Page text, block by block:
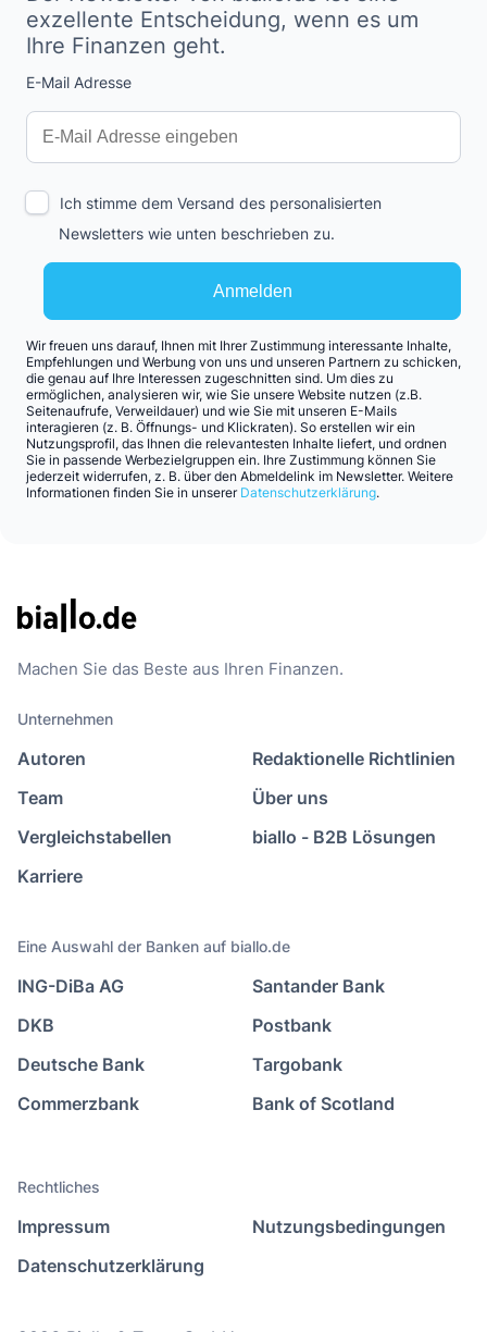
exzellente Entscheidung, wenn es um
Ihre Finanzen geht.
E-Mail Adresse
Interests
Amount
Anmelden
Ich stimme dem Versand des personalisierten
Newsletters wie unten beschrieben zu.
Wir freuen uns darauf, Ihnen mit Ihrer Zustimmung interessante Inhalte,
Empfehlungen und Werbung von uns und unseren Partnern zu schicken,
die genau auf Ihre Interessen zugeschnitten sind. Um dies zu
ermöglichen, analysieren wir, wie Sie unsere Website nutzen (z.B.
Seitenaufrufe, Verweildauer) und wie Sie mit unseren E-Mails
interagieren (z. B. Öffnungs- und Klickraten). So erstellen wir ein
Nutzungsprofil, das Ihnen die relevantesten Inhalte liefert, und ordnen
Sie in passende Werbezielgruppen ein. Ihre Zustimmung können Sie
jederzeit widerrufen, z. B. über den Abmeldelink im Newsletter. Weitere
Informationen finden Sie in unserer Datenschutzerklärung.
Machen Sie das Beste aus Ihren Finanzen.
Unternehmen
Autoren
Team
Vergleichstabellen
Karriere
Redaktionelle Richtlinien
Über uns
biallo - B2B Lösungen
Eine Auswahl der Banken auf biallo.de
ING-DiBa AG
DKB
Deutsche Bank
Commerzbank
Santander Bank
Postbank
Targobank
Bank of Scotland
Rechtliches
Impressum
Datenschutzerklärung
Nutzungsbedingungen